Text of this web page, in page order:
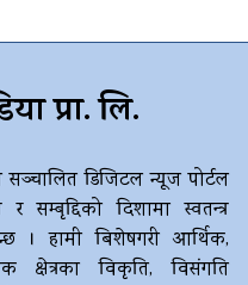
प्रा. लि.
सञ्चालित डिजिटल न्यूज पोर्टल
दिशामा स्वतन्त्र
। हामी बिशेषगरी आर्थिक,
क्षेत्रका विकृति, विसंगति